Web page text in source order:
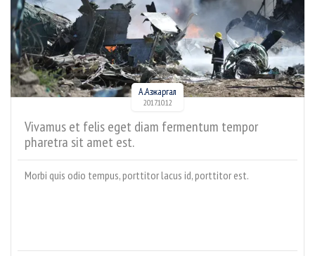
А.Азжаргал
2017.10.12
Vivamus et felis eget diam fermentum tempor
pharetra sit amet est.
Morbi quis odio tempus, porttitor lacus id, porttitor est.